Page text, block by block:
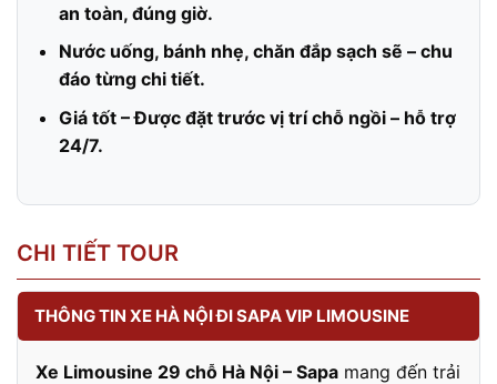
an toàn, đúng giờ.
Nước uống, bánh nhẹ, chăn đắp sạch sẽ – chu
đáo từng chi tiết.
Giá tốt – Được đặt trước vị trí chỗ ngồi – hỗ trợ
24/7.
CHI TIẾT TOUR
THÔNG TIN XE HÀ NỘI ĐI SAPA VIP LIMOUSINE
Xe Limousine 29 chỗ Hà Nội – Sapa mang đến trải